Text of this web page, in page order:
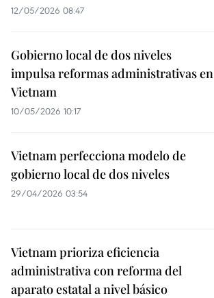
12/05/2026 08:47
Gobierno local de dos niveles
impulsa reformas administrativas en
Vietnam
10/05/2026 10:17
Vietnam perfecciona modelo de
gobierno local de dos niveles
29/04/2026 03:54
Vietnam prioriza eficiencia
administrativa con reforma del
aparato estatal a nivel básico